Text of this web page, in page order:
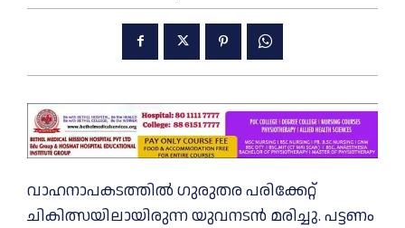
വാഹനാപകടത്തില്‍‌ ഗുരുതര പരിക്കേറ്റ്
ചികിത്സയിലായിരുന്ന യുവനടൻ മരിച്ചു. പട്ടണം